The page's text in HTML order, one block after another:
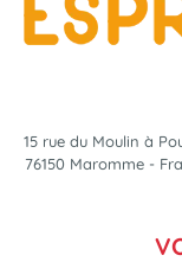
15 rue du Moulin à
76150 Maromme -